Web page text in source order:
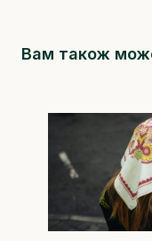
Вам також